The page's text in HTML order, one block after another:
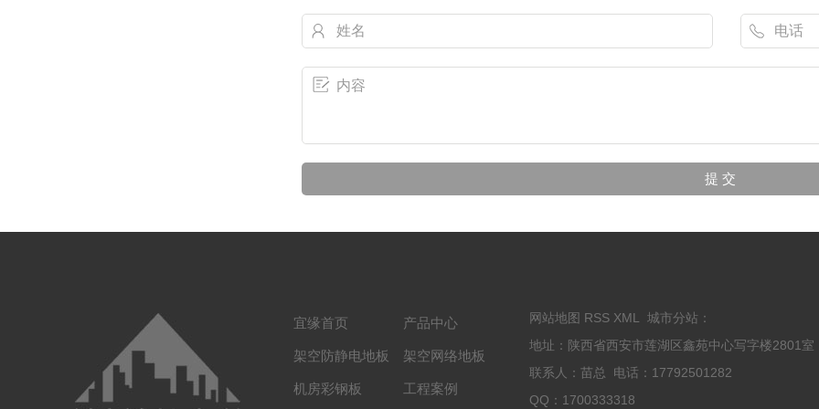
宜缘首页 产品中心
架空防静电地板 架空网络地板
机房彩钢板 工程案例
网站地图 RSS XML 城市分站 ：
地址：陕西省西安市莲湖区鑫苑中心写字楼2801
联系人：苗总 电话：17792501282
QQ：1700333318